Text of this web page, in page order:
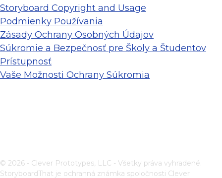
Storyboard Copyright and Usage
Podmienky Používania
Zásady Ochrany Osobných Údajov
Súkromie a Bezpečnosť pre Školy a Študentov
Prístupnosť
Vaše Možnosti Ochrany Súkromia
© 2026 - Clever Prototypes, LLC - Všetky práva vyhradené.
StoryboardThat je ochranná známka spoločnosti Clever